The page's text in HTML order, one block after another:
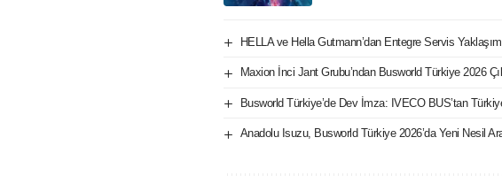
HELLA ve Hella Gutmann’dan Entegre Servis
Maxion İnci Jant Grubu’ndan Busworld Türkiye 2026
Busworld Türkiye’de Dev İmza: IVECO BUS’tan
Anadolu Isuzu, Busworld Türkiye 2026’da Yeni Nesil